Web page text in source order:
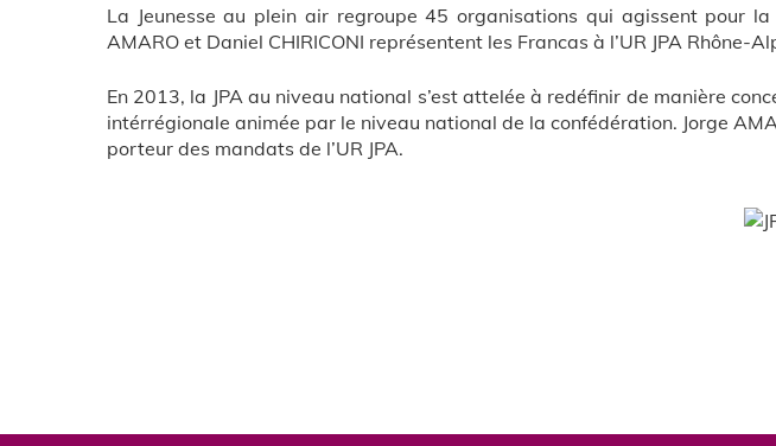
La Jeunesse au plein air regroupe 45 organisations qui agissent pour
AMARO et Daniel CHIRICONI représentent les Francas à l’UR JPA Rhône-
En 2013, la JPA au niveau national s’est attelée à redéfinir de manière
intérrégionale animée par le niveau national de la confédération. Jorge
porteur des mandats de l’UR JPA.